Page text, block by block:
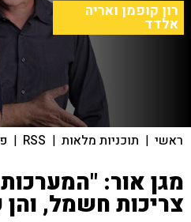
רון קופמן ואריה
אלדד
ראשי | תוכניות מלאות |
RSS
|
מגן אור:
צריכות חשמל, והן